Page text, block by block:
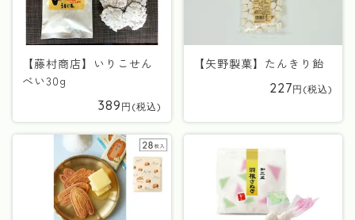
【藤村商店】いりこせん
べい30g
389
【矢野製菓】たんきり飴
227